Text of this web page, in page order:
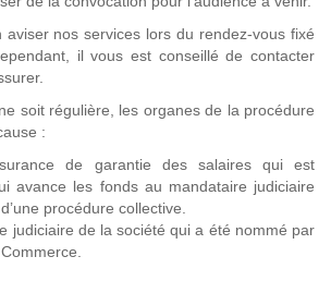
nos services lors du rendez-vous fixé
il vous est conseillé de contacter
soit régulière, les organes de la procédure
:
de garantie des salaires qui est
avance les fonds au mandataire judiciaire
procédure collective.
judiciaire de la société qui a été nommé par